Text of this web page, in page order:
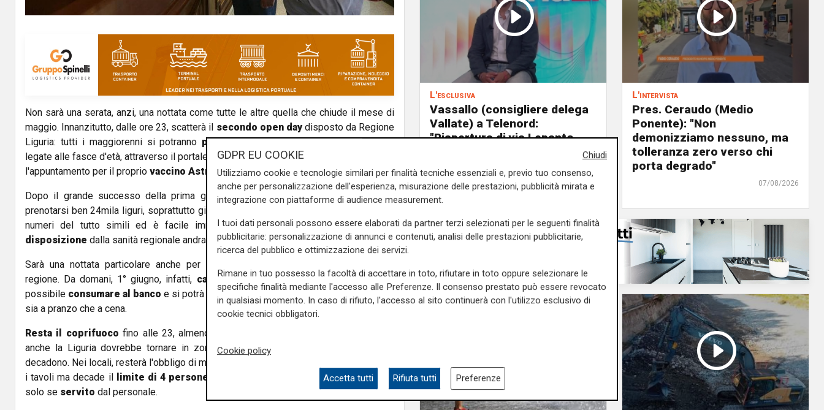
y
V
d
e
o
Non sarà una serata, anzi, una nottata come tutte le altre quella che chiude il mese di
maggio. Innanzitutto, dalle ore 23, scatterà il secondo open daydisposto da Regione
Liguria: tutti i maggiorenni si potranno prenotare liberamente, senza restrizioni
legate alle fasce d'età, attraverso il portale prenotovaccino.regione.liguria.it e prendere
l'appuntamento per il proprio vaccino AstraZeneca o Johnson .
Dopo il grande successo della prima giornata, che una settimana fa aveva visto
prenotarsi ben 24mila liguri, soprattutto giovani al di sotto dei 40 anni, ci si attendono
numeri del tutto simili ed è facile immaginare che le20mila dosi messe a
disposizione dalla sanità regionale andranno esaurite in poche ore.
Sarà una nottata particolare anche per i tanti
regione. Da domani, 1° giugno, infatti, cambiano le regole: al bar sarà finalmente
possibile consumare al banco e si potrà anche consumare cibi e bevandeal chiuso,
sia a pranzo che a cena.
Resta il coprifuoco fino alle 23, almeno fino a lunedì prossimo, 7 giugno, quando
anche la Liguria dovrebbe tornare in zona bianca, quella in cui tutte le limitazioni
decadono. Nei locali, resterà l'obbligo di mantenere la
i tavoli ma decade il limite di 4 persone per ogni tavolo. Torna anche ilbuffet,
ma
solo se servito dal personale.
L'esclusiva
Vassallo (consigliere delega
Vallate) a Telenord:
"Riapertura di via Lepanto
traffico in Valpolcevera"
07/08/2026
L'intervista
Pres. Ceraudo (Medio
Ponente): "Non
demonizziamo nessuno, ma
tolleranza zero verso chi
porta degrado"
07/08/2026
Chiudi
GDPR EU COOKIE
Utilizziamo cookie e tecnologie similari per finalità tecniche essenziali e, previo tuo consenso,
anche per personalizzazione dell'esperienza, misurazione delle prestazioni, pubblicità mirata e
integrazione con piattaforme di audience measurement.
I tuoi dati personali possono essere elaborati da partner terzi selezionati per le seguenti finalità
pubblicitarie: personalizzazione di annunci e contenuti, analisi delle prestazioni pubblicitarie,
ricerca del pubblico e ottimizzazione dei servizi.
Rimane in tuo possesso la facoltà di accettare in toto, rifiutare in toto oppure selezionare le
specifiche finalità mediante l'accesso alle Preferenze. Il consenso prestato può essere revocato
in qualsiasi momento. In caso di rifiuto, l'accesso al sito continuerà con l'utilizzo esclusivo di
cookie tecnici obbligatori.
Cookie policy
Accetta tutti Rifiuta tutti Preferenze